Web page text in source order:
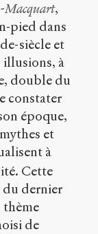
Macquart,
pied dans
siècle et
illusions, à
double du
constater
époque,
et
à
Cette
du dernier
thème
de